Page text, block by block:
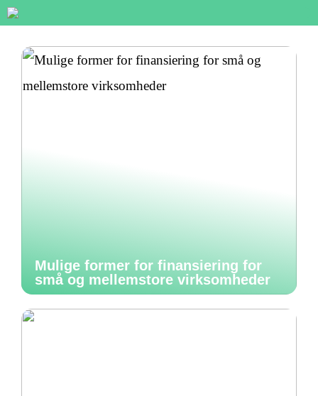
Mulige former for finansiering for
små og mellemstore virksomheder